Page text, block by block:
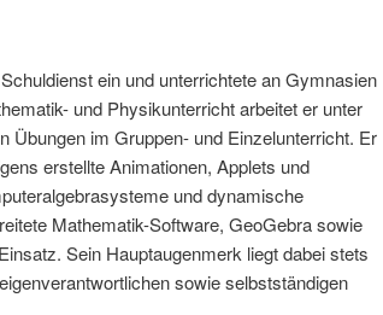
ein und unterrichtete an Gymnasien
und Physikunterricht arbeitet er unter
Übungen im Gruppen- und Einzelunterricht. Er
erstellte Animationen, Applets und
und dynamische
Mathematik-Software, GeoGebra sowie
Sein Hauptaugenmerk liegt dabei stets
sowie selbstständigen